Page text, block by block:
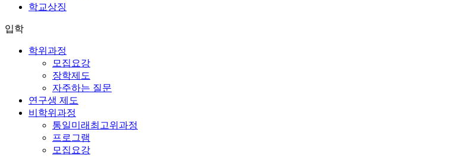
학교상징
입학
학위과정
모집요강
장학제도
자주하는 질문
연구생 제도
비학위과정
통일미래최고위과정
프로그램
모집요강